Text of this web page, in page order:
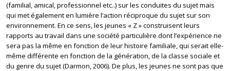
(familial, amical, professionnel etc..) sur les conduites du sujet mais
qui met également en lumière l’action réciproque du sujet sur son
environnement. En ce sens, les jeunes « Z » construisent leurs
rapports au travail dans une société particulière dont l’expérience ne
sera pas la même en fonction de leur histoire familiale, qui serait elle-
même différente en fonction de la génération, de la classe sociale et
du genre du sujet (Darmon, 2006). De plus, les jeunes ne sont pas que